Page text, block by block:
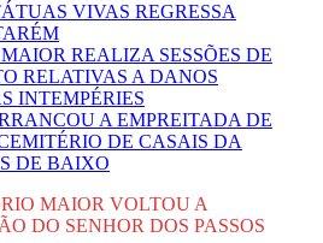
VIVAS REGRESSA
REALIZA SESSÕES DE
RELATIVAS A DANOS
INTEMPÉRIES
A EMPREITADA DE
DE CASAIS DA
DE BAIXO
RIO MAIOR VOLTOU A
DO SENHOR DOS PASSOS